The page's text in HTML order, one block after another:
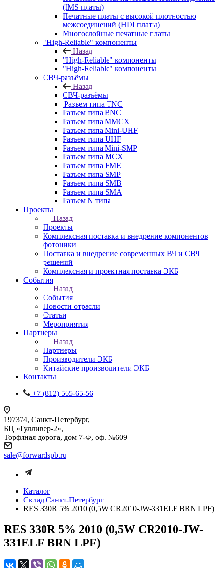
(IMS платы)
Печатные платы с высокой плотностью
межсоединений (HDI платы)
Многослойные печатные платы
"High-Reliable" компоненты
Назад
"High-Reliable" компоненты
"High-Reliable" компоненты
СВЧ-разъёмы
Назад
СВЧ-разъёмы
Разъем типа TNC
Разъем типа BNC
Разъем типа MMCX
Разъем типа Mini-UHF
Разъем типа UHF
Разъем типа Mini-SMP
Разъем типа MCX
Разъем типа FME
Разъем типа SMP
Разъем типа SMB
Разъем типа SMA
Разъем N типа
Проекты
Назад
Проекты
Комплексная поставка и внедрение компонентов
фотоники
Поставка и внедрение современных ВЧ и СВЧ
решений
Комплексная и проектная поставка ЭКБ
События
Назад
События
Новости отрасли
Статьи
Мероприятия
Партнеры
Назад
Партнеры
Производители ЭКБ
Китайские производители ЭКБ
Контакты
+7 (812) 565-65-56
197374, Санкт-Петербург,
БЦ «Гулливер-2»,
Торфяная дорога, дом 7-Ф, оф. №609
sale@forwardspb.ru
Каталог
Cклад Санкт-Петербург
RES 330R 5% 2010 (0,5W CR2010-JW-331ELF BRN LPF)
RES 330R 5% 2010 (0,5W CR2010-JW-
331ELF BRN LPF)